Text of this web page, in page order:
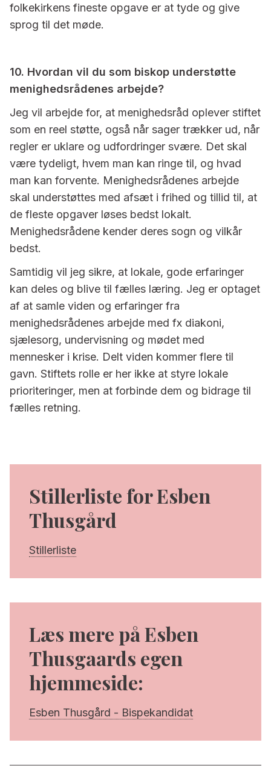
folkekirkens fineste opgave er at tyde og give
sprog til det møde.
10. Hvordan vil du som biskop understøtte
menighedsrådenes arbejde?
Jeg vil arbejde for, at menighedsråd oplever stiftet
som en reel støtte, også når sager trækker ud, når
regler er uklare og udfordringer svære. Det skal
være tydeligt, hvem man kan ringe til, og hvad
man kan forvente. Menighedsrådenes arbejde
skal understøttes med afsæt i frihed og tillid til, at
de fleste opgaver løses bedst lokalt.
Menighedsrådene kender deres sogn og vilkår
bedst.
Samtidig vil jeg sikre, at lokale, gode erfaringer
kan deles og blive til fælles læring. Jeg er optaget
af at samle viden og erfaringer fra
menighedsrådenes arbejde med fx diakoni,
sjælesorg, undervisning og mødet med
mennesker i krise. Delt viden kommer flere til
gavn. Stiftets rolle er her ikke at styre lokale
prioriteringer, men at forbinde dem og bidrage til
fælles retning.
Stillerliste for Esben
Thusgård
Stillerliste
Læs mere på Esben
Thusgaards egen
hjemmeside:
Esben Thusgård - Bispekandidat